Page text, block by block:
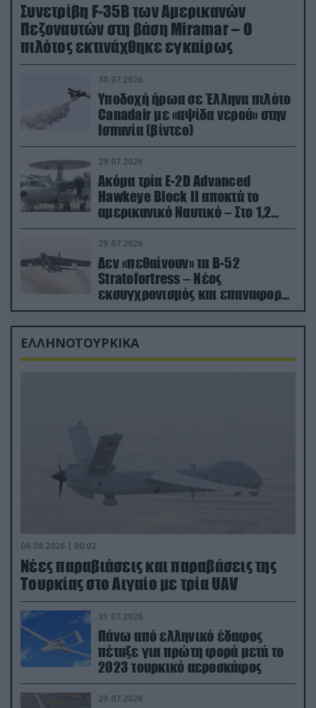
Συνετρίβη F-35B των Αμερικανών
Πεζοναυτών στη βάση Miramar – Ο
πιλότος εκτινάχθηκε εγκαίρως
30.07.2026
Υποδοχή ήρωα σε Έλληνα πιλότο
Canadair με «αψίδα νερού» στην
Ισπανία (βίντεο)
29.07.2026
Ακόμα τρία E-2D Advanced
Hawkeye Block II αποκτά το
αμερικανικό Ναυτικό – Στο 1,2
δισ.δολάρια το κόστος
29.07.2026
Δεν «πεθαίνουν» τα Β-52
Stratofortress – Νέος
εκσυγχρονισμός και επαναφορά
από τα «νεκροταφεία»
ΕΛΛΗΝΟΤΟΥΡΚΙΚΑ
06.08.2026 | 00:02
Νέες παραβιάσεις και παραβάσεις της
Τουρκίας στο Αιγαίο με τρία UAV
31.07.2026
Πάνω από ελληνικό έδαφος
πέταξε για πρώτη φορά μετά το
2023 τουρκικό αεροσκάφος
29.07.2026